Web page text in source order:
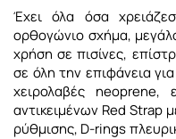
Έχει όλα όσα
oρθογώνιο σχήμα,
χρήση σε πισίνες,
σε όλη την επιφάνεια
χειρολαβές neoprene,
αντικειμένων Red Strap
ρύθμισης, D-rings